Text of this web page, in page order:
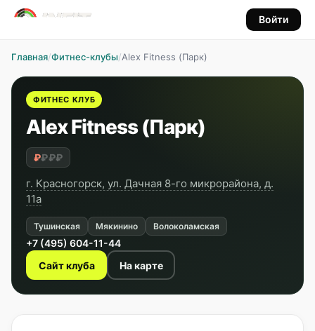
Войти
Главная/Фитнес-клубы/Alex Fitness (Парк)
ФИТНЕС КЛУБ
Alex Fitness (Парк)
₽₽₽₽
г. Красногорск, ул. Дачная 8-го микрорайона, д.
11а
Тушинская Мякинино Волоколамская
+7 (495) 604-11-44
Сайт клуба
На карте